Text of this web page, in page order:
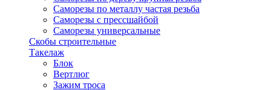
Саморезы по металлу частая резьба
Саморезы с прессшайбой
Саморезы универсальные
Скобы строительные
Такелаж
Блок
Вертлюг
Зажим троса